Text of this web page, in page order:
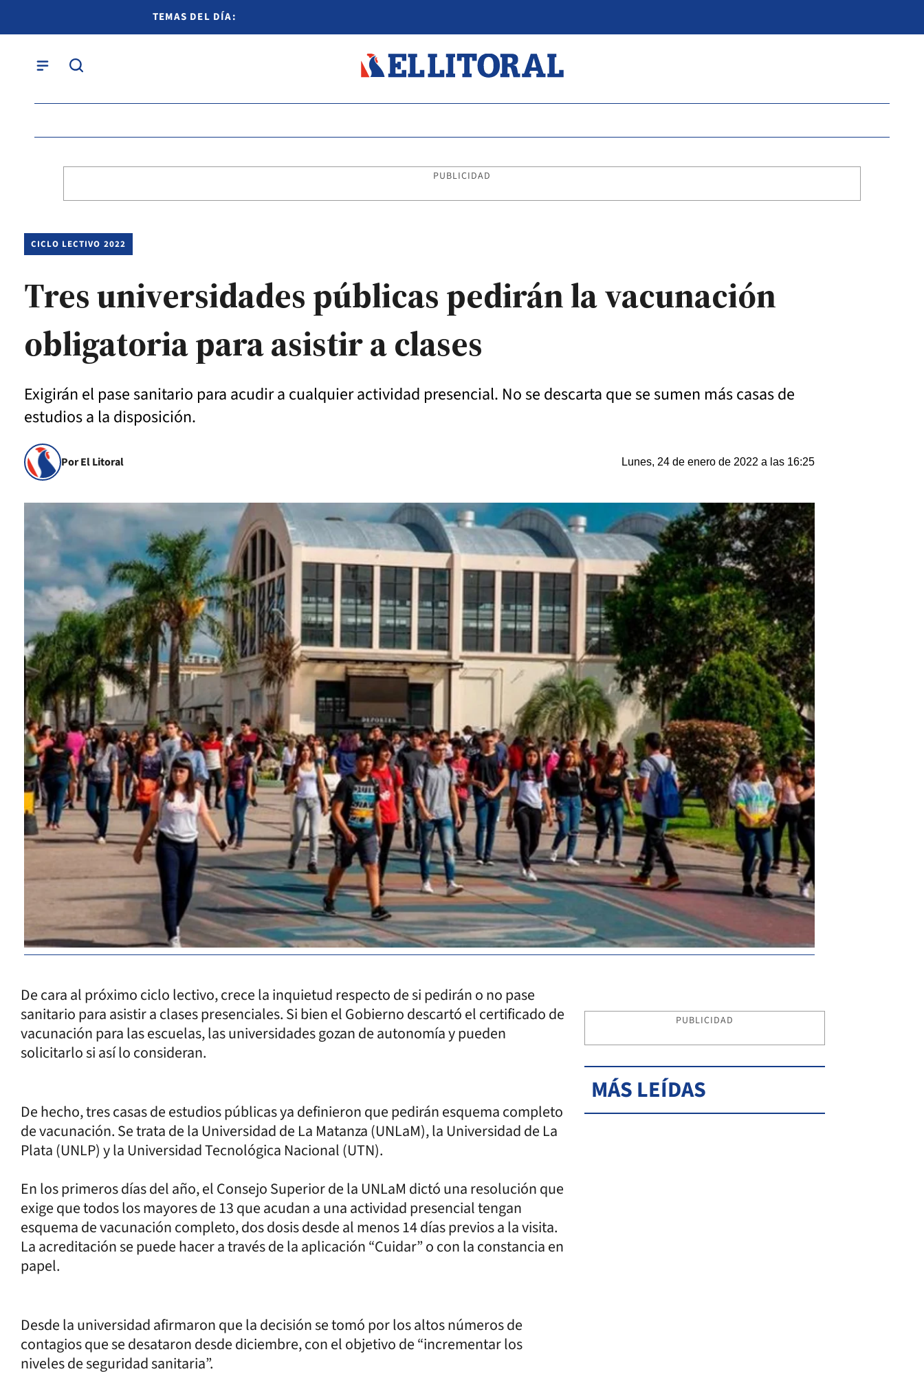
TEMAS DEL DÍA:
PUBLICIDAD
CICLO LECTIVO 2022
Tres universidades públicas pedirán la vacunación
obligatoria para asistir a clases
Exigirán el pase sanitario para acudir a cualquier actividad presencial. No se descarta que se sumen más casas de
estudios a la disposición.
Por El Litoral Lunes, 24 de enero de 2022 a las 16:25
De cara al próximo ciclo lectivo, crece la inquietud respecto de si pedirán o no pase
sanitario para asistir a clases presenciales. Si bien el Gobierno descartó el certificado de
vacunación para las escuelas, las universidades gozan de autonomía y pueden
solicitarlo si así lo consideran.
De hecho, tres casas de estudios públicas ya definieron que pedirán esquema completo
de vacunación. Se trata de la Universidad de La Matanza (UNLaM), la Universidad de La
Plata (UNLP) y la Universidad Tecnológica Nacional (UTN).
En los primeros días del año, el Consejo Superior de la UNLaM dictó una resolución que
exige que todos los mayores de 13 que acudan a una actividad presencial tengan
esquema de vacunación completo, dos dosis desde al menos 14 días previos a la visita.
La acreditación se puede hacer a través de la aplicación “Cuidar” o con la constancia en
papel.
Desde la universidad afirmaron que la decisión se tomó por los altos números de
contagios que se desataron desde diciembre, con el objetivo de “incrementar los
niveles de seguridad sanitaria”.
PUBLICIDAD
MÁS LEÍDAS